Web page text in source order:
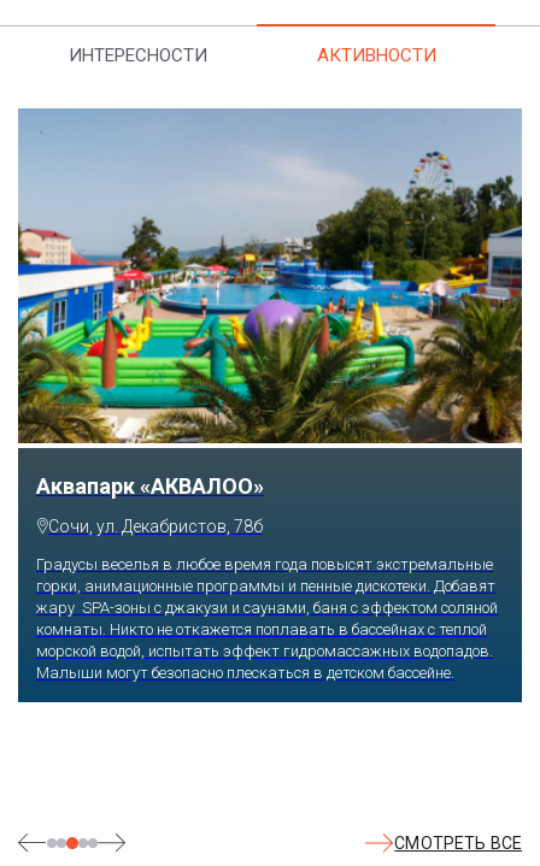
ИНТЕРЕСНОСТИ АКТИВНОСТИ
Аквапарк «АКВАЛОО»
Сочи, ул. Декабристов, 78б
Градусы веселья в любое время года повысят экстремальные
горки, анимационные программы и пенные дискотеки. Добавят
жару SPA-зоны с джакузи и саунами, баня с эффектом соляной
комнаты. Никто не откажется поплавать в бассейнах с теплой
морской водой, испытать эффект гидромассажных водопадов.
Малыши могут безопасно плескаться в детском бассейне.
СМОТРЕТЬ ВСЕ